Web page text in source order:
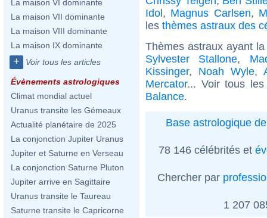
La maison VI dominante
La maison VII dominante
La maison VIII dominante
La maison IX dominante
+ Voir tous les articles
Évènements astrologiques
Climat mondial actuel
Uranus transite les Gémeaux
Actualité planétaire de 2025
La conjonction Jupiter Uranus
Jupiter et Saturne en Verseau
La conjonction Saturne Pluton
Jupiter arrive en Sagittaire
Uranus transite le Taureau
Saturne transite le Capricorne
Idol, Magnus Carlsen,
les thèmes astraux des
Thèmes astraux ayant
Sylvester Stallone,
Kissinger, Noah Wyle,
Mercator... Voir tous
Balance.
Base astrologique
78 146 célébrités et
Chercher par
1 207